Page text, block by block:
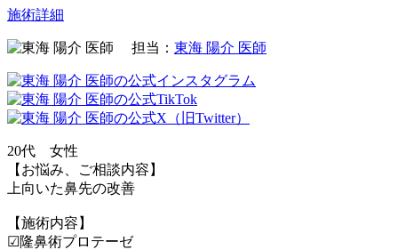
施術詳細
担当： 東海 陽介 医師
20代 女性
【お悩み、ご相談内容】
上向いた鼻先の改善
【施術内容】
☑隆鼻術プロテーゼ